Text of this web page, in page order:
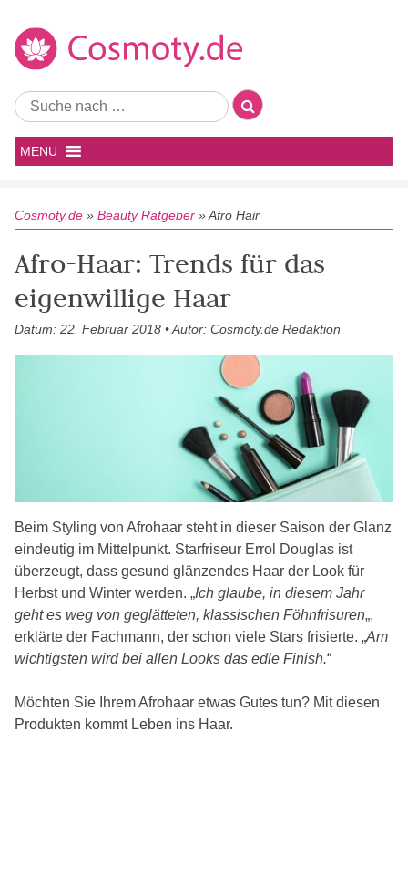
MENU
Cosmoty.de » Beauty Ratgeber »Afro Hair
Afro-Haar: Trends für das
eigenwillige Haar
Datum: 22. Februar 2018 • Autor: Cosmoty.de Redaktion
Beim Styling von Afrohaar steht in dieser Saison der Glanz
eindeutig im Mittelpunkt. Starfriseur Errol Douglas ist
überzeugt, dass gesund glänzendes Haar der Look für
Herbst und Winter werden. „Ich glaube, in diesem Jahr
geht es weg von geglätteten, klassischen Föhnfrisuren„,
erklärte der Fachmann, der schon viele Stars frisierte. „Am
wichtigsten wird bei allen Looks das edle Finish.“
Möchten Sie Ihrem Afrohaar etwas Gutes tun? Mit diesen
Produkten kommt Leben ins Haar.